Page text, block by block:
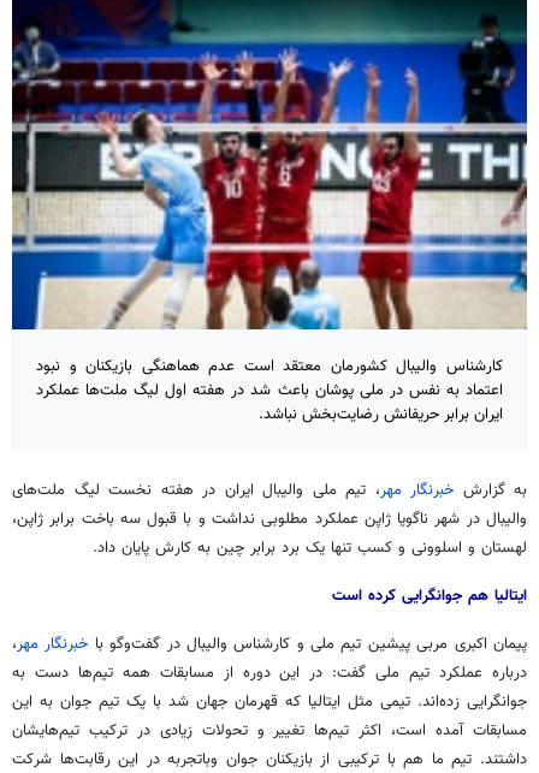
کارشناس والیبال کشورمان معتقد است عدم هماهنگی بازیکنان و نبود
اعتماد به نفس در ملی پوشان باعث شد در هفته اول لیگ ملت‌ها عملکرد
ایران برابر حریفانش رضایت‌بخش نباشد.
به گزارش خبرنگار مهر، تیم ملی والیبال ایران در هفته نخست لیگ ملت‌های
والیبال در شهر ناگویا ژاپن عملکرد مطلوبی نداشت و با قبول سه باخت برابر ژاپن،
لهستان و اسلوونی و کسب تنها یک برد برابر چین به کارش پایان داد.
ایتالیا همجوانگرایی کرده است
پیمان اکبری مربی پیشین تیم ملی و کارشناس والیبال در گفت‌وگو با خبرنگار مهر،
درباره عملکرد تیم ملی گفت: در این دوره از مسابقات همه تیم‌ها دست به
جوانگرایی زده‌اند. تیمی مثل ایتالیا که قهرمان جهان شد با یک تیم جوان به این
مسابقات آمده است، اکثر تیم‌ها تغییر و تحولات زیادی در ترکیب تیم‌هایشان
داشتند. تیم ما هم با ترکیبی از بازیکنان جوانوباتجربهدر این رقابت‌ها شرکت